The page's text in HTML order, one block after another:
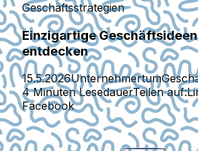
Geschäftsstrategien
Einzigartige
entdecken
15.5.2026Unternehmertum
4 Minuten LesedauerTeilen auf:
Facebook